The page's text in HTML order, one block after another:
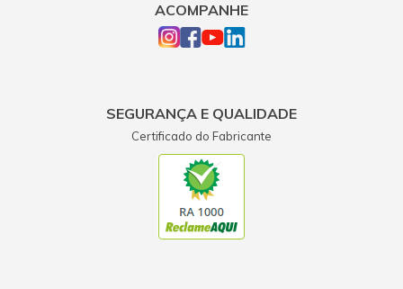
ACOMPANHE
SEGURANÇA E QUALIDADE
Certificado do Fabricante